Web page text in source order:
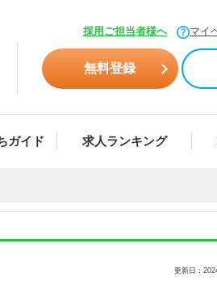
採用ご担当者様へ マイ
無料登録
ガイド 求人ランキング
更新日：